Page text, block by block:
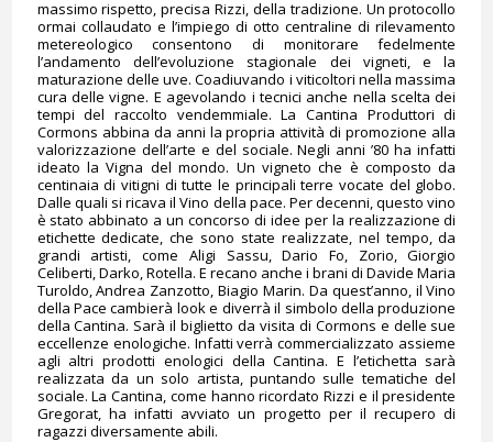
massimo rispetto, precisa Rizzi, della tradizione. Un protocollo
ormai collaudato e l’impiego di otto centraline di rilevamento
metereologico consentono di monitorare fedelmente
l’andamento dell’evoluzione stagionale dei vigneti, e la
maturazione delle uve. Coadiuvando i viticoltori nella massima
cura delle vigne. E agevolando i tecnici anche nella scelta dei
tempi del raccolto vendemmiale. La Cantina Produttori di
Cormons abbina da anni la propria attività di promozione alla
valorizzazione dell’arte e del sociale. Negli anni ’80 ha infatti
ideato la Vigna del mondo. Un vigneto che è composto da
centinaia di vitigni di tutte le principali terre vocate del globo.
Dalle quali si ricava il Vino della pace. Per decenni, questo vino
è stato abbinato a un concorso di idee per la realizzazione di
etichette dedicate, che sono state realizzate, nel tempo, da
grandi artisti, come Aligi Sassu, Dario Fo, Zorio, Giorgio
Celiberti, Darko, Rotella. E recano anche i brani di Davide Maria
Turoldo, Andrea Zanzotto, Biagio Marin. Da quest’anno, il Vino
della Pace cambierà look e diverrà il simbolo della produzione
della Cantina. Sarà il biglietto da visita di Cormons e delle sue
eccellenze enologiche. Infatti verrà commercializzato assieme
agli altri prodotti enologici della Cantina. E l’etichetta sarà
realizzata da un solo artista, puntando sulle tematiche del
sociale. La Cantina, come hanno ricordato Rizzi e il presidente
Gregorat, ha infatti avviato un progetto per il recupero di
ragazzi diversamente abili.